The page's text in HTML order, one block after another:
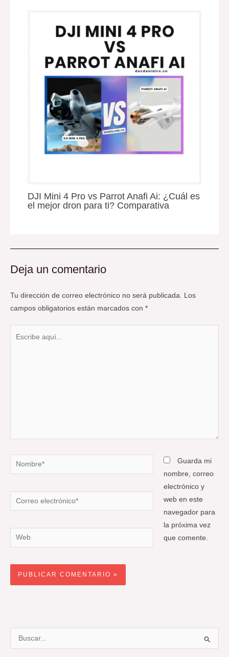
DJI Mini 4 Pro vs Parrot Anafi Ai: ¿Cuál es
el mejor dron para ti? Comparativa
Deja un comentario
Tu dirección de correo electrónico no será publicada.
Los
campos obligatorios están marcados con *
Nombre*
Correo
electrónico*
Web
Guarda mi
nombre, correo
electrónico y
web en este
navegador para
la próxima vez
que comente.